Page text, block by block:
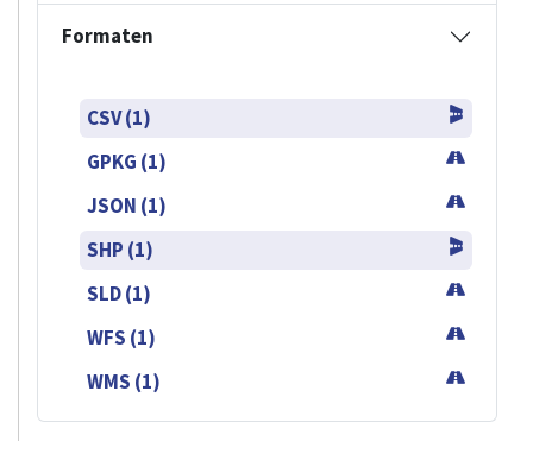
Formaten
CSV (1)
GPKG (1)
JSON (1)
SHP (1)
SLD (1)
WFS (1)
WMS (1)